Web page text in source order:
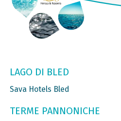
LAGO DI BLED
Sava Hotels Bled
TERME PANNONICHE